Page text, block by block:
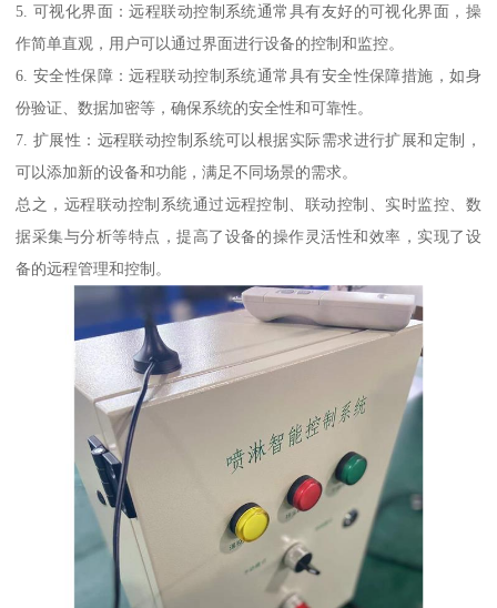
5. 可视化界面：远程联动控制系统通常具有友好的可视化界面，操
作简单直观，用户可以通过界面进行设备的控制和监控。
6. 安全性保障：远程联动控制系统通常具有安全性保障措施，如身
份验证、数据加密等，确保系统的安全性和可靠性。
7. 扩展性：远程联动控制系统可以根据实际需求进行扩展和定制，
可以添加新的设备和功能，满足不同场景的需求。
总之，远程联动控制系统通过远程控制、联动控制、实时监控、数
据采集与分析等特点，提高了设备的操作灵活性和效率，实现了设
备的远程管理和控制。